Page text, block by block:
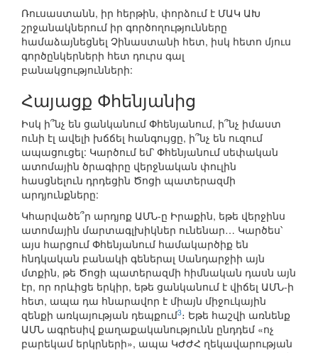
Ռուսաստանն, իր հերթին, փորձում է ՄԱԿ ԱԽ
շրջանակներում իր գործողությունները
համաձայնեցնել Չինաստանի հետ, իսկ հետո մյուս
գործընկերների հետ դուրս գալ
բանակցությունների:
Հայացք Փհենյանից
Իսկ ի՞նչ են ցանկանում Փհենյանում, ի՞նչ իմաստ
ունի էլ ավելի խճճել հանգույցը, ի՞նչ են ուզում
ապացուցել: Կարծում եմ՝ Փհենյանում սեփական
ատոմային ծրագիրը վերջնական փուլին
հասցնելուն դրդեցին Ծոցի պատերազմի
արդյունքները:
Կհարվածե՞ր արդյոք ԱՄՆ-ը Իրաքին, եթե վերջինս
ատոմային մարտագլխիկներ ունենար… Կարծես՝
այս հարցում Փհենյանում համակարծիք են
հնդկական բանակի գեներալ Սանդարջիի այն
մտքին, թե Ծոցի պատերազմի հիմնական դասն այն
էր, որ որևիցե երկիր, եթե ցանկանում է վիճել ԱՄՆ-ի
հետ, ապա դա հնարավոր է միայն միջուկային
զենքի առկայության դեպքում3։ Եթե հաշվի առնենք
ԱՄՆ ագրեսիվ քաղաքականությունն ընդդեմ «ոչ
բարեկամ երկրների», ապա ԿԺԺՀ ղեկավարության